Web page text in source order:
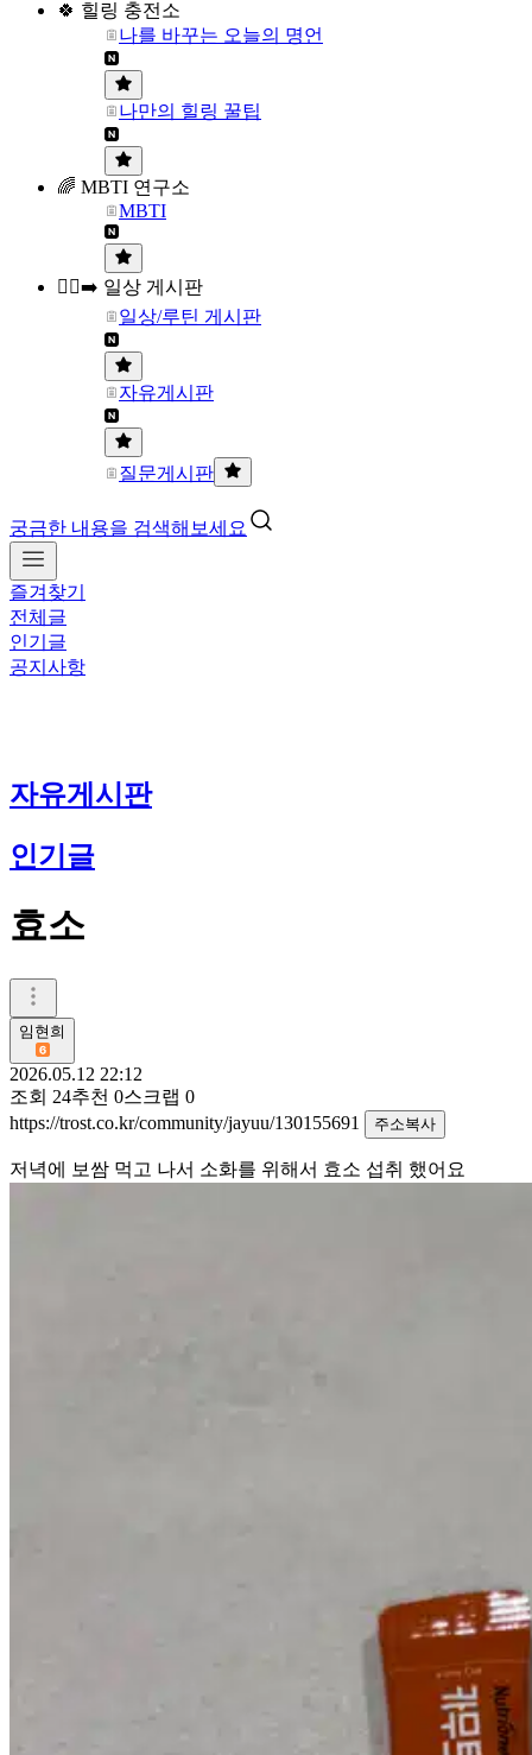
🍀 힐링 충전소
나를 바꾸는 오늘의 명언
나만의 힐링 꿀팁
🌈 MBTI 연구소
MBTI
🏃‍♀️‍➡️ 일상 게시판
일상/루틴 게시판
자유게시판
질문게시판
궁금한 내용을 검색해보세요
즐겨찾기
전체글
인기글
공지사항
자유게시판
인기글
효소
임현희
2026.05.12 22:12
조회 24추천 0스크랩 0
https://trost.co.kr/community/jayuu/130155691
주소복사
저녁에 보쌈 먹고 나서 소화를 위해서 효소 섭취 했어요